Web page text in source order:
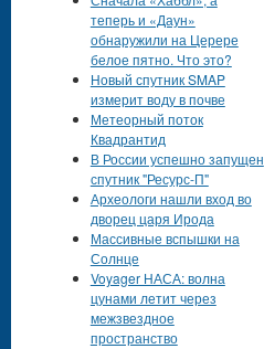
теперь и «Даун»
обнаружили на Церере
белое пятно. Что это?
Новый спутник SMAP
измерит воду в почве
Метеорный поток
Квадрантид
В России успешно запущен
спутник "Ресурс-П"
Археологи нашли вход во
дворец царя Ирода
Массивные вспышки на
Солнце
Voyager НАСА: волна
цунами летит через
межзвездное
пространство